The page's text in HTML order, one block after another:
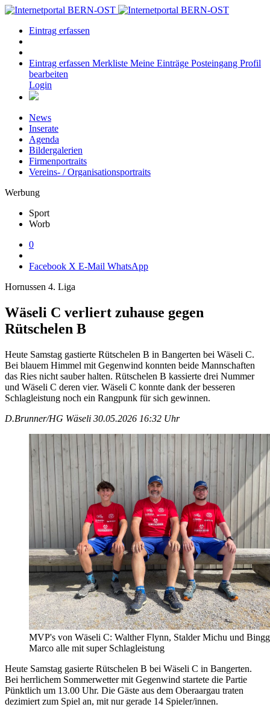
Eintrag erfassen
Eintrag erfassen Merkliste Meine Einträge Posteingang Profil
bearbeiten
Login
News
Inserate
Agenda
Bildergalerien
Firmenportraits
Vereins- / Organisationsportraits
Werbung
Sport
Worb
0
Facebook X E-Mail WhatsApp
Hornussen 4. Liga
Wäseli C verliert zuhause gegen
Rütschelen B
Heute Samstag gastierte Rütschelen B in Bangerten bei Wäseli C.
Bei blauem Himmel mit Gegenwind konnten beide Mannschaften
das Ries nicht sauber halten. Rütschelen B kassierte drei Nummer
und Wäseli C deren vier. Wäseli C konnte dank der besseren
Schlagleistung noch ein Rangpunk für sich gewinnen.
D.Brunner/HG Wäseli 30.05.2026 16:32 Uhr
MVP's von Wäseli C: Walther Flynn, Stalder Michu und
Marco alle mit super Schlagleistung
Heute Samstag gasierte Rütschelen B bei Wäseli C in Bangerten.
Bei herrlichem Sommerwetter mit Gegenwind startete die Partie
Pünktlich um 13.00 Uhr. Die Gäste aus dem Oberaargau traten
dezimiert zum Spiel an, mit nur gerade 14 Spieler/innen.